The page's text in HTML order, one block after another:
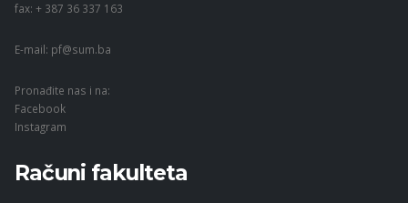
fax: + 387 36 337 163
E-mail: pf@sum.ba
Pronađite nas i na:
Facebook
Instagram
Računi fakulteta